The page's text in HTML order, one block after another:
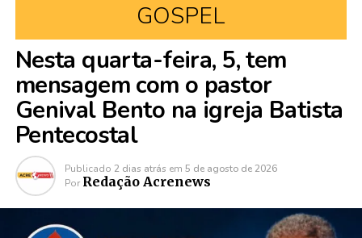
GOSPEL
Nesta quarta-feira, 5, tem
mensagem com o pastor
Genival Bento na igreja Batista
Pentecostal
Publicado 2 dias atrás em 5 de agosto de 2026
Por Redação Acrenews